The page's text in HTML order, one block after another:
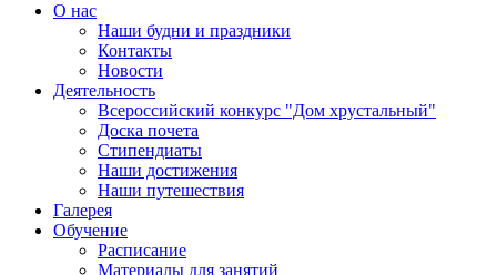
О нас
Наши будни и праздники
Контакты
Новости
Деятельность
Всероссийский конкурс "Дом хрустальный"
Доска почета
Стипендиаты
Наши достижения
Наши путешествия
Галерея
Обучение
Расписание
Материалы для занятий